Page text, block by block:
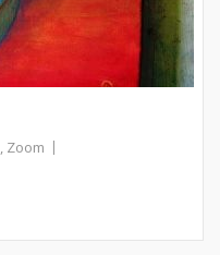
, Zoom